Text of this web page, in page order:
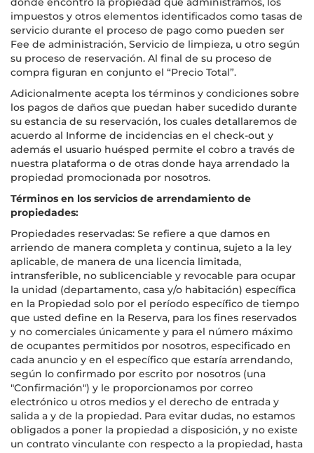
impuestos y otros elementos identificados como tasas de
servicio durante el proceso de pago como pueden ser
Fee de administración, Servicio de limpieza, u otro según
su proceso de reservación. Al final de su proceso de
compra figuran en conjunto el “Precio Total”.
Adicionalmente acepta los términos y condiciones sobre
los pagos de daños que puedan haber sucedido durante
su estancia de su reservación, los cuales detallaremos de
acuerdo al Informe de incidencias en el check-out y
además el usuario huésped permite el cobro a través de
nuestra plataforma o de otras donde haya arrendado la
propiedad promocionada por nosotros.
Términos en los servicios de arrendamiento de
propiedades:
Propiedades reservadas: Se refiere a que damos en
arriendo de manera completa y continua, sujeto a la ley
aplicable, de manera de una licencia limitada,
intransferible, no sublicenciable y revocable para ocupar
la unidad (departamento, casa y/o habitación) específica
en la Propiedad solo por el período específico de tiempo
que usted define en la Reserva, para los fines reservados
y no comerciales únicamente y para el número máximo
de ocupantes permitidos por nosotros, especificado en
cada anuncio y en el específico que estaría arrendando,
según lo confirmado por escrito por nosotros (una
"Confirmación") y le proporcionamos por correo
electrónico u otros medios y el derecho de entrada y
salida a y de la propiedad. Para evitar dudas, no estamos
obligados a poner la propiedad a disposición, y no existe
un contrato vinculante con respecto a la propiedad, hasta